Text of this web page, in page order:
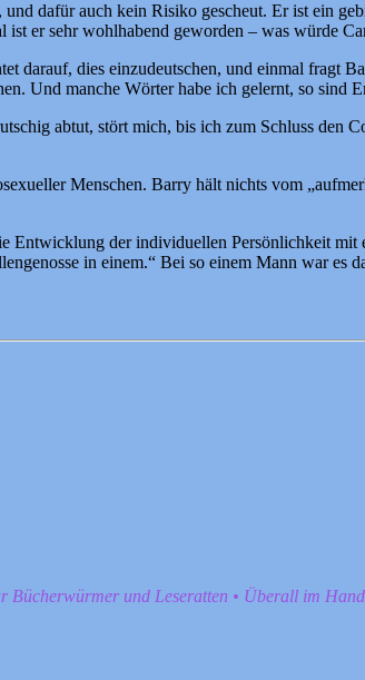
dafür auch kein Risiko gescheut. Er ist ein
er sehr wohlhabend geworden – was würde
darauf, dies einzudeutschen, und einmal fragt
Und manche Wörter habe ich gelernt, so sind
abtut, stört mich, bis ich zum Schluss den
Menschen. Barry hält nichts vom
der individuellen Persönlichkeit mit
in einem.“ Bei so einem Mann war es
Bücherwürmer und Leseratten • Überall im